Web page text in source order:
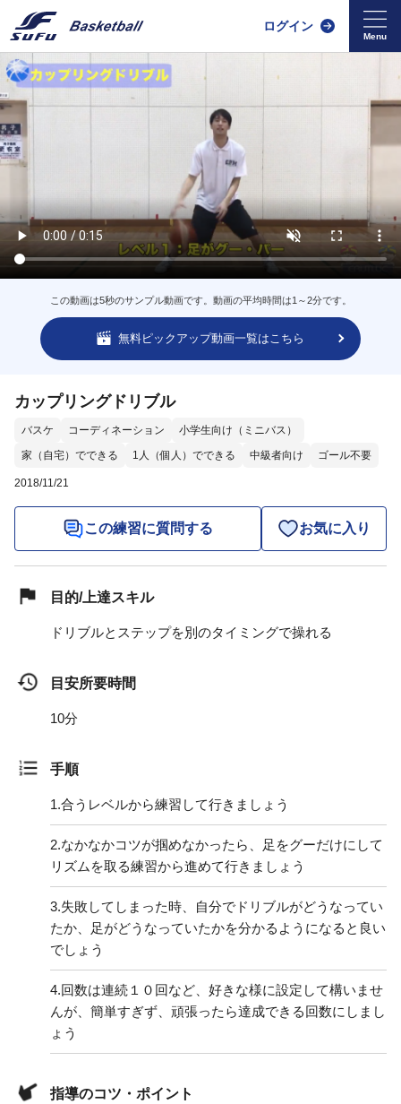
ログイン
この動画は5秒のサンプル動画です。動画の平均時間は1～2分です。
無料ピックアップ動画一覧はこちら
カップリングドリブル
バスケ コーディネーション
小学生向け（ミニバス）
家（自宅）でできる
1人（個人）でできる 中級者向け ゴール不要
2018/11/21
この練習に質問する お気に入り
目的/上達スキル
ドリブルとステップを別のタイミングで操れる
目安所要時間
10分
手順
1.合うレベルから練習して行きましょう
2.なかなかコツが掴めなかったら、足をグーだけにして
リズムを取る練習から進めて行きましょう
3.失敗してしまった時、自分でドリブルがどうなってい
たか、足がどうなっていたかを分かるようになると良い
でしょう
4.回数は連続１０回など、好きな様に設定して構いませ
んが、簡単すぎず、頑張ったら達成できる回数にしまし
ょう
指導のコツ・ポイント